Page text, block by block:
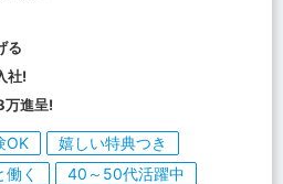
る
社!
万進呈!
OK
嬉しい特典つき
く
40～50代活躍中